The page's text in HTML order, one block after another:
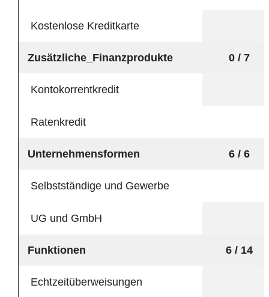
Kostenlose Kreditkarte
Zusätzliche_Finanzprodukte 0 / 7
Kontokorrentkredit
Ratenkredit
Unternehmensformen 6 / 6
Selbstständige und Gewerbe
UG und GmbH
Funktionen 6 / 14
Echtzeitüberweisungen